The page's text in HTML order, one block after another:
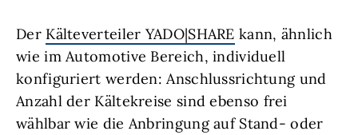
Der Kälteverteiler YADO|SHARE kann, ähnlich
wie im Automotive Bereich, individuell
konfiguriert werden: Anschlussrichtung und
Anzahl der Kältekreise sind ebenso frei
wählbar wie die Anbringung auf Stand- oder